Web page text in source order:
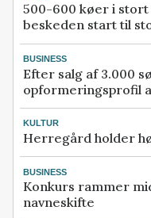
500-600 køer i
beskeden start til
BUSINESS
Efter salg af 3.000
opformeringsprofil
KULTUR
Herregård holder
BUSINESS
Konkurs rammer
navneskifte